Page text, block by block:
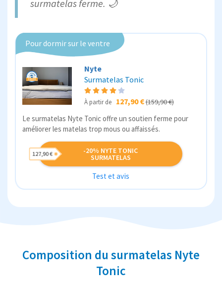
surmatelas ferme. 🌙
Pour dormir sur le ventre
Nyte
Surmatelas Tonic
À partir de 127,90 €(159,90 €)
Le surmatelas Nyte Tonic offre un soutien ferme pour
améliorer les matelas trop mous ou affaissés.
-20% NYTE TONIC
SURMATELAS
127,90 €
Test et avis
Composition du surmatelas Nyte
Tonic